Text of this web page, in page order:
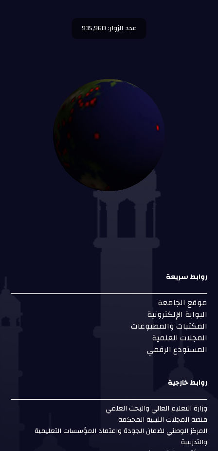
عدد الزوار: 935,960
روابط سريعة
موقع الجامعة
البوابة الإلكترونية
المكتبات والمطبوعات
المجلات العلمية
المستودع الرقمي
روابط خارجية
وزارة التعليم العالي والبحث العلمي
منصة المجلات الليبية المحكمة
المركز الوطني لضمان الجودة واعتماد المؤسسات التعليمية
والتدريبية